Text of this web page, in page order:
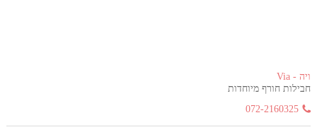
ויה - Via
חבילות חורף מיוחדות
072-2160325